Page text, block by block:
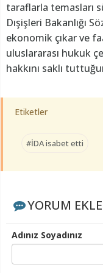
taraflarla temasları
Dışişleri Bakanlığı
ekonomik çıkar ve
uluslararası hukuk
hakkını saklı
Etiketler
#İDA isabet etti
YORUM EKLE
Adınız Soyadınız